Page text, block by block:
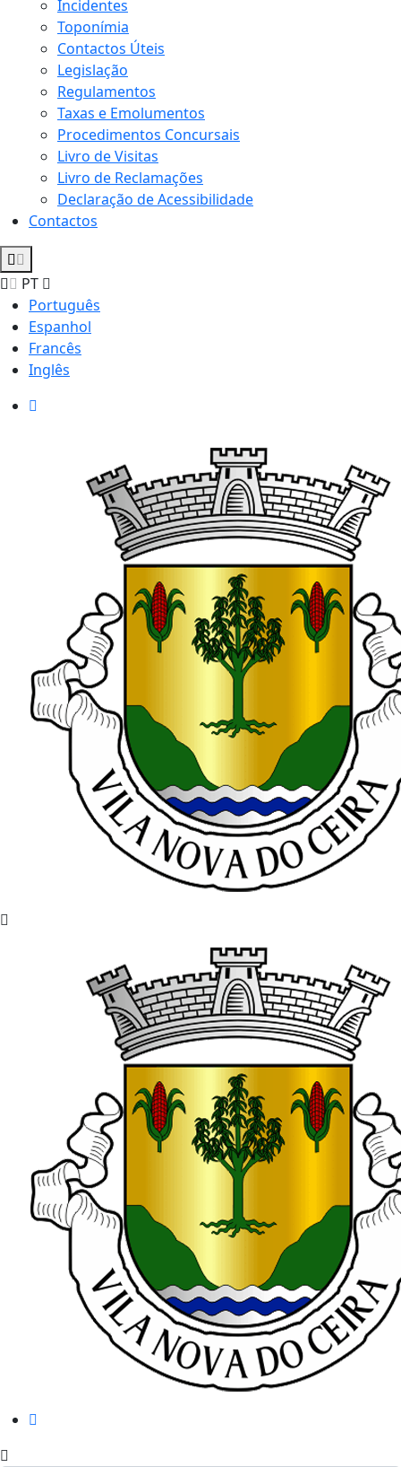
Incidentes
Toponímia
Contactos Úteis
Legislação
Regulamentos
Taxas e Emolumentos
Procedimentos Concursais
Livro de Visitas
Livro de Reclamações
Declaração de Acessibilidade
Contactos
PT
Português
Espanhol
Francês
Inglês